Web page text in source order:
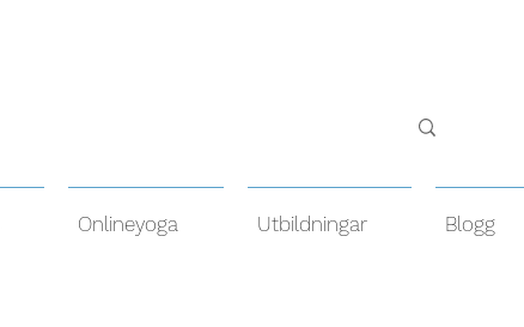
Onlineyoga Utbildningar Blogg